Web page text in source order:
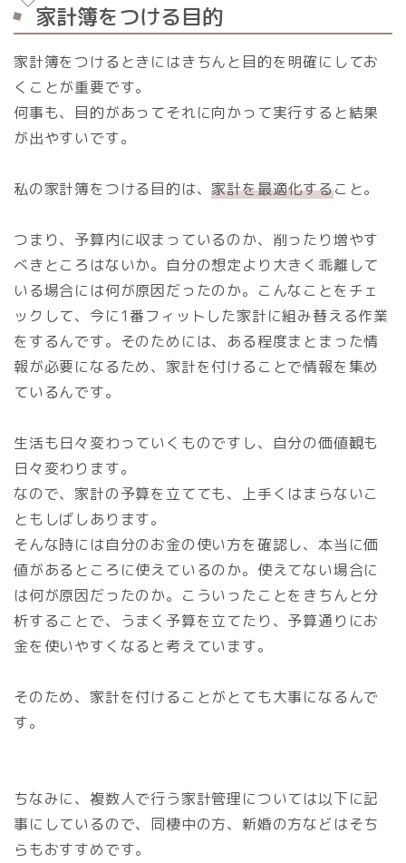
家計簿をつける目的
家計簿をつけるときにはきちんと目的を明確にしてお
くことが重要です。
何事も、目的があってそれに向かって実行すると結果
が出やすいです。
私の家計簿をつける目的は、家計を最適化すること。
つまり、予算内に収まっているのか、削ったり増やす
べきところはないか。自分の想定より大きく乖離して
いる場合には何が原因だったのか。こんなことをチェ
ックして、今に1番フィットした家計に組み替える作業
をするんです。そのためには、ある程度まとまった情
報が必要になるため、家計を付けることで情報を集め
ているんです。
生活も日々変わっていくものですし、自分の価値観も
日々変わります。
なので、家計の予算を立てても、上手くはまらないこ
ともしばしあります。
そんな時には自分のお金の使い方を確認し、本当に価
値があるところに使えているのか。使えてない場合に
は何が原因だったのか。こういったことをきちんと分
析することで、うまく予算を立てたり、予算通りにお
金を使いやすくなると考えています。
そのため、家計を付けることがとても大事になるんで
す。
ちなみに、複数人で行う家計管理については以下に記
事にしているので、同棲中の方、新婚の方などはそち
らもおすすめです。